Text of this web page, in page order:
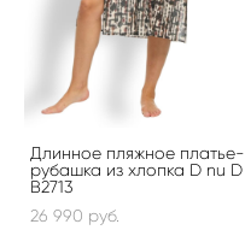
Длинное пляжное платье-
рубашка из хлопка D nu D
B2713
26 990 pуб.